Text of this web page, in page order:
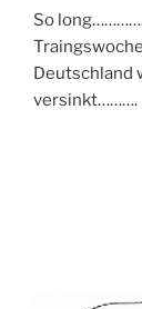
So
Deutschland
versinkt……….